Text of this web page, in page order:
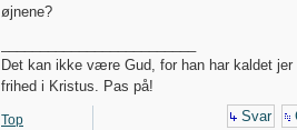
øjnene?
Det kan ikke være Gud, for han har kaldet jer
frihed i Kristus. Pas på!
Top Svar